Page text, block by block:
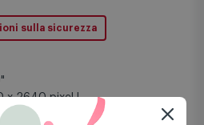
sulla sicurezza
x 2640 pixel |
120Hz